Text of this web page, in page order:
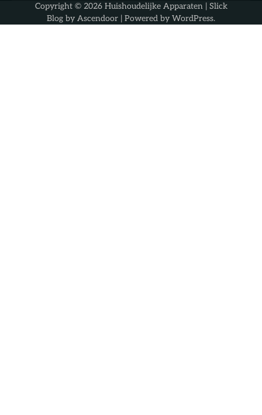
Copyright © 2026 Huishoudelijke Apparaten| Slick
Blog by Ascendoor | Powered by WordPress.